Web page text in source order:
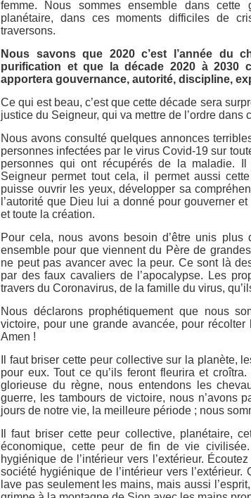
femme. Nous sommes ensemble dans cette
planétaire, dans ces moments difficiles de
traversons.
Nous savons que 2020 c’est l’année du
purification et que la décade 2020 à 2030
apportera gouvernance, autorité, discipline,
Ce qui est beau, c’est que cette décade sera
justice du Seigneur, qui va mettre de l’ordre dans
Nous avons consulté quelques annonces
personnes infectées par le virus Covid-19 sur
personnes qui ont récupérés de la maladie.
Seigneur permet tout cela, il permet aussi
puisse ouvrir les yeux, développer sa
l’autorité que Dieu lui a donné pour gouverner
et toute la création.
Pour cela, nous avons besoin d’être unis plus
ensemble pour que viennent du Père de
ne peut pas avancer avec la peur. Ce sont là
par des faux cavaliers de l’apocalypse. Les
travers du Coronavirus, de la famille du virus,
Nous déclarons prophétiquement que nous
victoire, pour une grande avancée, pour
Amen !
Il faut briser cette peur collective sur la planète,
pour eux. Tout ce qu’ils feront fleurira et
glorieuse du règne, nous entendons les
guerre, les tambours de victoire, nous n’avons
jours de notre vie, la meilleure période ; nous
Il faut briser cette peur collective, planétaire,
économique, cette peur de fin de vie
hygiénique de l’intérieur vers l’extérieur.
société hygiénique de l’intérieur vers
lave pas seulement les mains, mais aussi